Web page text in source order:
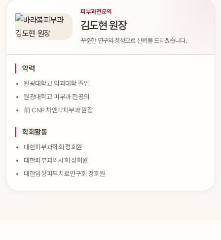
피부과전문의
김도현 원장
꾸준한 연구와 정성으로 신뢰를 드리겠습니다.
약력
원광대학교 의과대학 졸업
원광대학교 피부과 전공의
前 CNP 차앤박피부과 원장
학회활동
대한피부과학회 정회원
대한피부과의사회 정회원
대한임상피부치료연구회 정회원